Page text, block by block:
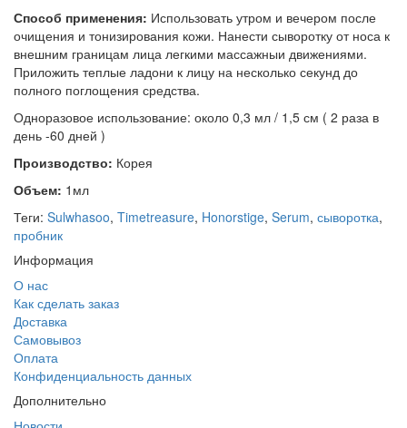
Способ применения: Использовать утром и вечером после
очищения и тонизирования кожи. Нанести сыворотку от носа к
внешним границам лица легкими массажныи движениями.
Приложить теплые ладони к лицу на несколько секунд до
полного поглощения средства.
Одноразовое использование: около 0,3 мл / 1,5 см ( 2 раза в
день -60 дней )
Производство: Корея
Объем: 1мл
Теги: Sulwhasoo, Timetreasure, Honorstige, Serum, сыворотка,
пробник
Информация
О нас
Как сделать заказ
Доставка
Самовывоз
Оплата
Конфиденциальность данных
Дополнительно